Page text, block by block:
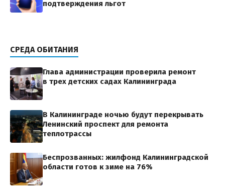
подтверждения льгот
СРЕДА ОБИТАНИЯ
Глава администрации проверила ремонт
в трех детских садах Калининграда
В Калининграде ночью будут перекрывать
Ленинский проспект для ремонта
теплотрассы
Беспрозванных: жилфонд Калининградской
области готов к зиме на 76%